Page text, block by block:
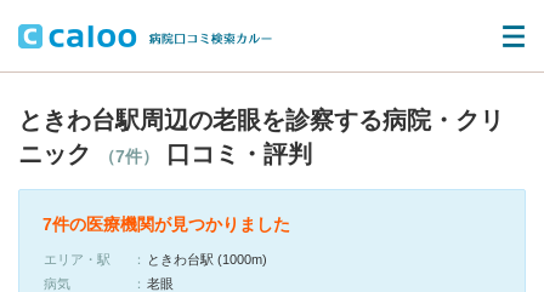
ときわ台駅周辺の老眼を診察する病院・クリ
ニック
（7件） 口コミ・評判
7件の医療機関が見つかりました
エリア・駅
ときわ台駅 (1000m)
病気
老眼